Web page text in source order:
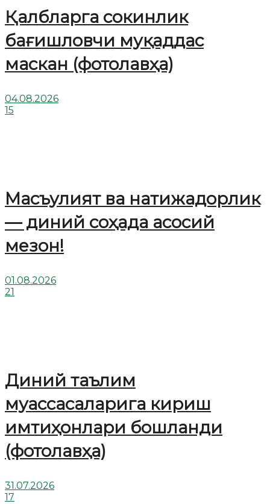
Қалбларга сокинлик
бағишловчи муқаддас
маскан (фотолавҳа)
04.08.2026
15
Масъулият ва натижадорлик
— диний соҳада асосий
мезон!
01.08.2026
21
Диний таълим
муассасаларига кириш
имтиҳонлари бошланди
(фотолавҳа)
31.07.2026
17